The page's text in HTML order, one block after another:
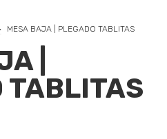
MESA BAJA | PLEGADO TABLITAS
|
TABLITAS